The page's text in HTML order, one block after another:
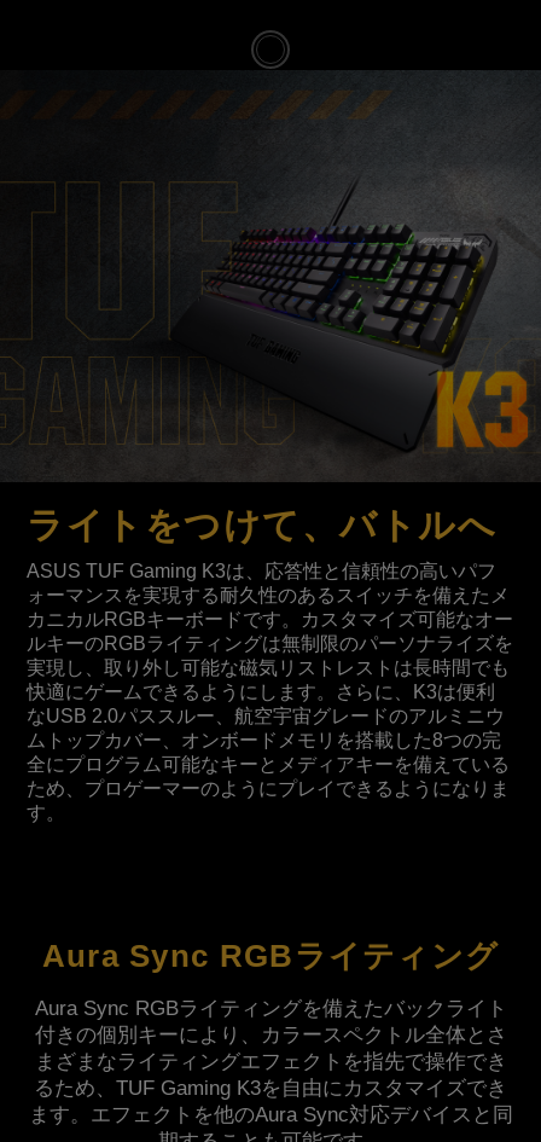
ライトをつけて、バトルへ
ASUS TUF Gaming K3は、応答性と信頼性の高いパフ
ォーマンスを実現する耐久性のあるスイッチを備えたメ
カニカルRGBキーボードです。カスタマイズ可能なオー
ルキーのRGBライティングは無制限のパーソナライズを
実現し、取り外し可能な磁気リストレストは長時間でも
快適にゲームできるようにします。さらに、K3は便利
なUSB 2.0パススルー、航空宇宙グレードのアルミニウ
ムトップカバー、オンボードメモリを搭載した8つの完
全にプログラム可能なキーとメディアキーを備えている
ため、プロゲーマーのようにプレイできるようになりま
す。
Aura Sync RGBライティング
Aura Sync RGBライティングを備えたバックライト
付きの個別キーにより、カラースペクトル全体とさ
まざまなライティングエフェクトを指先で操作でき
るため、TUF Gaming K3を自由にカスタマイズでき
ます。エフェクトを他のAura Sync対応デバイスと同